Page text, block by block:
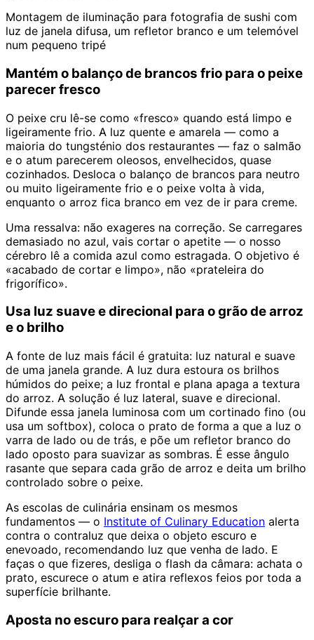
Montagem de iluminação para fotografia de sushi com
luz de janela difusa, um refletor branco e um telemóvel
num pequeno tripé
Mantém o balanço de brancos frio para o peixe
parecer fresco
O peixe cru lê-se como «fresco» quando está limpo e
ligeiramente frio. A luz quente e amarela — como a
maioria do tungsténio dos restaurantes — faz o salmão
e o atum parecerem oleosos, envelhecidos, quase
cozinhados. Desloca o balanço de brancos para neutro
ou muito ligeiramente frio e o peixe volta à vida,
enquanto o arroz fica branco em vez de ir para creme.
Uma ressalva: não exageres na correção. Se carregares
demasiado no azul, vais cortar o apetite — o nosso
cérebro lê a comida azul como estragada. O objetivo é
«acabado de cortar e limpo», não «prateleira do
frigorífico».
Usa luz suave e direcional para o grão de arroz
e o brilho
A fonte de luz mais fácil é gratuita: luz natural e suave
de uma janela grande. A luz dura estoura os brilhos
húmidos do peixe; a luz frontal e plana apaga a textura
do arroz. A solução é luz lateral, suave e direcional.
Difunde essa janela luminosa com um cortinado fino (ou
usa um softbox), coloca o prato de forma a que a luz o
varra de lado ou de trás, e põe um refletor branco do
lado oposto para suavizar as sombras. É esse ângulo
rasante que separa cada grão de arroz e deita um brilho
controlado sobre o peixe.
As escolas de culinária ensinam os mesmos
fundamentos — o Institute of Culinary Education alerta
contra o contraluz que deixa o objeto escuro e
enevoado, recomendando luz que venha de lado. E
faças o que fizeres, desliga o flash da câmara: achata o
prato, escurece o atum e atira reflexos feios por toda a
superfície brilhante.
Aposta no escuro para realçar a cor